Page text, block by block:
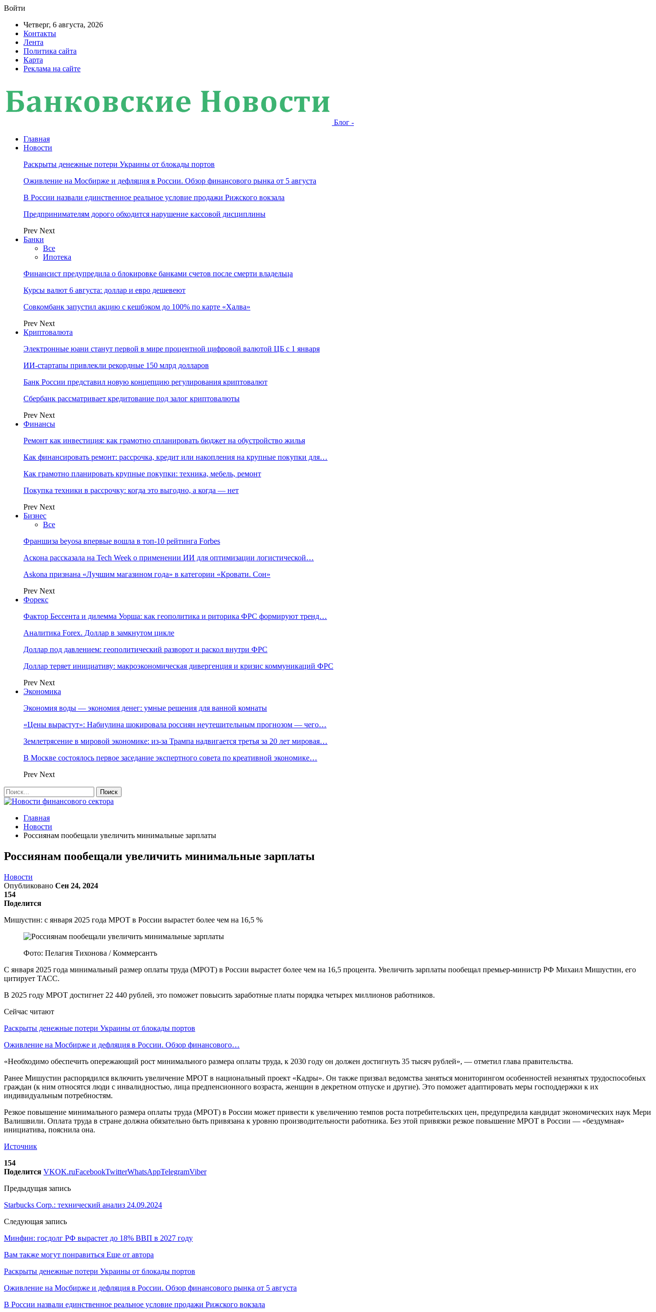
Войти
Четверг, 6 августа, 2026
Контакты
Лента
Политика сайта
Карта
Реклама на сайте
Блог -
Главная
Новости
Раскрыты денежные потери Украины от блокады портов
Оживление на Мосбирже и дефляция в России. Обзор финансового рынка от 5 августа
В России назвали единственное реальное условие продажи Рижского вокзала
Предпринимателям дорого обходится нарушение кассовой дисциплины
Prev Next
Банки
Все
Ипотека
Финансист предупредила о блокировке банками счетов после смерти владельца
Курсы валют 6 августа: доллар и евро дешевеют
Совкомбанк запустил акцию с кешбэком до 100% по карте «Халва»
Prev Next
Криптовалюта
Электронные юани станут первой в мире процентной цифровой валютой ЦБ с 1 января
ИИ-стартапы привлекли рекордные 150 млрд долларов
Банк России представил новую концепцию регулирования криптовалют
Сбербанк рассматривает кредитование под залог криптовалюты
Prev Next
Финансы
Ремонт как инвестиция: как грамотно спланировать бюджет на обустройство жилья
Как финансировать ремонт: рассрочка, кредит или накопления на крупные покупки для…
Как грамотно планировать крупные покупки: техника, мебель, ремонт
Покупка техники в рассрочку: когда это выгодно, а когда — нет
Prev Next
Бизнес
Все
Франшиза beyosa впервые вошла в топ-10 рейтинга Forbes
Аскона рассказала на Tech Week о применении ИИ для оптимизации логистической…
Askona признана «Лучшим магазином года» в категории «Кровати. Сон»
Prev Next
Форекс
Фактор Бессента и дилемма Уорша: как геополитика и риторика ФРС формируют тренд…
Аналитика Forex. Доллар в замкнутом цикле
Доллар под давлением: геополитический разворот и раскол внутри ФРС
Доллар теряет инициативу: макроэкономическая дивергенция и кризис коммуникаций ФРС
Prev Next
Экономика
Экономия воды — экономия денег: умные решения для ванной комнаты
«Цены вырастут»: Набиулина шокировала россиян неутешительным прогнозом — чего…
Землетрясение в мировой экономике: из-за Трампа надвигается третья за 20 лет мировая…
В Москве состоялось первое заседание экспертного совета по креативной экономике…
Prev Next
Главная
Новости
Россиянам пообещали увеличить минимальные зарплаты
Россиянам пообещали увеличить минимальные зарплаты
Новости
Опубликовано Сен 24, 2024
154
Поделится
Мишустин: с января 2025 года МРОТ в России вырастет более чем на 16,5 %
Фото: Пелагия Тихонова / Коммерсантъ
С января 2025 года минимальный размер оплаты труда (МРОТ) в России вырастет более чем на 16,5 процента. Увеличить зарплаты пообещал премьер-министр РФ Михаил Мишустин, его
цитирует ТАСС.
В 2025 году МРОТ достигнет 22 440 рублей, это поможет повысить заработные платы порядка четырех миллионов работников.
Сейчас читают
Раскрыты денежные потери Украины от блокады портов
Оживление на Мосбирже и дефляция в России. Обзор финансового…
«Необходимо обеспечить опережающий рост минимального размера оплаты труда, к 2030 году он должен достигнуть 35 тысяч рублей», — отметил глава правительства.
Ранее Мишустин распорядился включить увеличение МРОТ в национальный проект «Кадры». Он также призвал ведомства заняться мониторингом особенностей незанятых трудоспособных
граждан (к ним относятся люди с инвалидностью, лица предпенсионного возраста, женщин в декретном отпуске и другие). Это поможет адаптировать меры господдержки к их
индивидуальным потребностям.
Резкое повышение минимального размера оплаты труда (МРОТ) в России может привести к увеличению темпов роста потребительских цен, предупредила кандидат экономических наук Мери
Валишвили. Оплата труда в стране должна обязательно быть привязана к уровню производительности работника. Без этой привязки резкое повышение МРОТ в России — «бездумная»
инициатива, пояснила она.
Источник
154
Поделится VKOK.ruFacebookTwitterWhatsAppTelegramViber
Предыдущая запись
Starbucks Corp.: технический анализ 24.09.2024
Следующая запись
Минфин: госдолг РФ вырастет до 18% ВВП в 2027 году
Вам также могут понравиться Еще от автора
Раскрыты денежные потери Украины от блокады портов
Оживление на Мосбирже и дефляция в России. Обзор финансового рынка от 5 августа
В России назвали единственное реальное условие продажи Рижского вокзала